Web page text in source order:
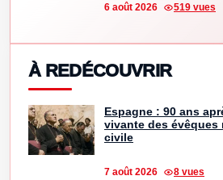
6 août 2026 519 vues
À REDÉCOUVRIR
Espagne : 90 ans
vivante des évêques
civile
7 août 2026 8 vues